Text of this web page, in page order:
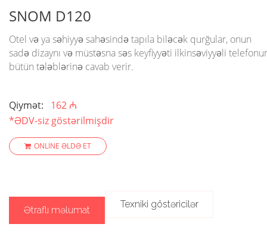
SNOM D120
Otel və ya səhiyyə sahəsində tapıla biləcək qurğular, onun
sadə dizaynı və müstəsna səs keyfiyyəti ilkinsəviyyəli
bütün tələblərinə cavab verir.
Qiymət:
162 ₼
*ƏDV-siz göstərilmişdir
ONLINE ƏLDƏ ET
Ətraflı məlumat
Texniki göstəricilər